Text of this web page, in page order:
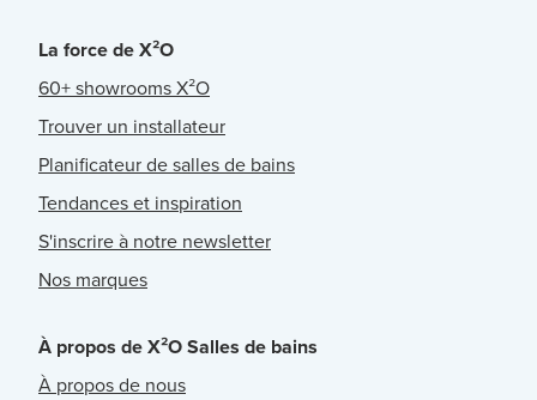
La force de X²O
60+ showrooms X²O
Trouver un installateur
Planificateur de salles de bains
Tendances et inspiration
S'inscrire à notre newsletter
Nos marques
À propos de X²O Salles de bains
À propos de nous